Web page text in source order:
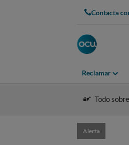
Contacta
Reclamar
Todo
Alerta